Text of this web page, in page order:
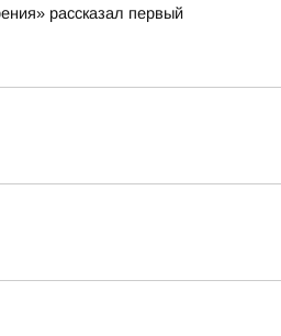
рассказал первый